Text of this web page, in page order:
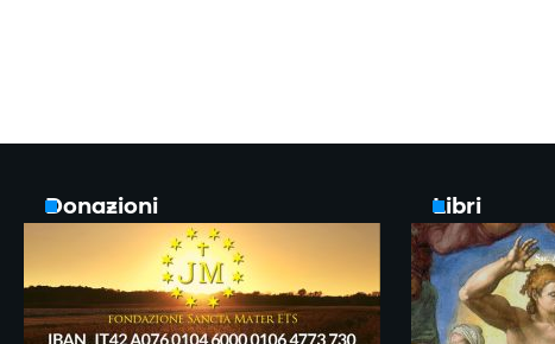
Donazioni Libri